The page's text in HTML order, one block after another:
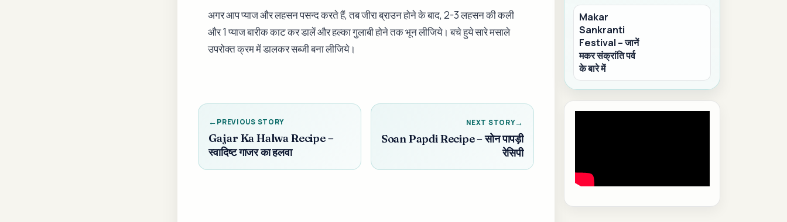
अगर आप प्याज और लहसन पसन्द करते हैं, तब जीरा ब्राउन होने के बाद, 2-3 लहसन की कली
और 1 प्याज बारीक काट कर डालें और हल्का गुलाबी होने तक भून लीजिये। बचे हुये सारे मसाले
उपरोक्त क्रम में डालकर सब्जी बना लीजिये।
PREVIOUS STORY
Gajar Ka Halwa Recipe –
स्वादिष्ट गाजर का हलवा
NEXT STORY
Soan Papdi Recipe – सोन पापड़ी
रेसिपी
Makar
Sankranti
Festival – जानें
मकर संक्रांति पर्व
के बारे में